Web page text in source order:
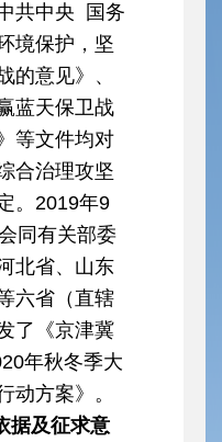
共中央 国务
境保护，坚
的意见》、
蓝天保卫战
等文件均对
合治理攻坚
。2019年9
同有关部委
北省、山东
六省（直辖
了《京津冀
年秋冬季大
动方案》。
据及征求意